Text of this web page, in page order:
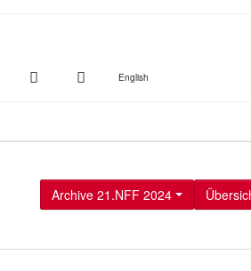
Twitter Instagram SucheEnglish
Archive 21.NFF 2024